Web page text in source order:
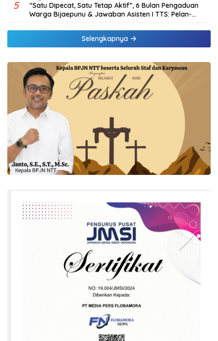
5
“Satu Dipecat, Satu Tetap Aktif”, 6 Bulan Pengaduan
Warga Bijaepunu & Jawaban Asisten I TTS: Pelan-
pelan, Tapi Pasti.
Selengkapnya